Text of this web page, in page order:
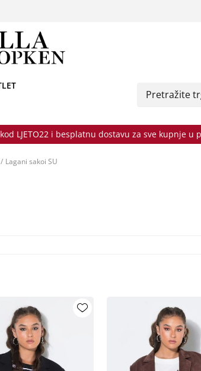
LJETO22 i besplatnu dostavu za sve kupnje u
/ Lagani sakoi SU